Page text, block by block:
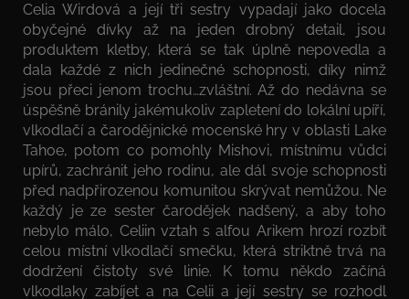
Celia Wirdová a její tři sestry vypadají jako docela
obyčejné dívky až na jeden drobný detail, jsou
produktem kletby, která se tak úplně nepovedla a
dala každé z nich jedinečné schopnosti, díky nimž
jsou přeci jenom trochu…zvláštní. Až do nedávna se
úspěšně bránily jakémukoliv zapletení do lokální upíří,
vlkodlačí a čarodějnické mocenské hry v oblasti Lake
Tahoe, potom co pomohly Mishovi, místnímu vůdci
upírů, zachránit jeho rodinu, ale dál svoje schopnosti
před nadpřirozenou komunitou skrývat nemůžou. Ne
každý je ze sester čarodějek nadšený, a aby toho
nebylo málo, Celiin vztah s alfou Arikem hrozí rozbít
celou místní vlkodlačí smečku, která striktně trvá na
dodržení čistoty své linie. K tomu někdo začíná
vlkodlaky zabíjet a na Celii a její sestry se rozhodl